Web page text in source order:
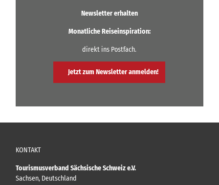
Newsletter erhalten
Monatliche Reiseinspiration:
direkt ins Postfach.
Jetzt zum Newsletter anmelden!
KONTAKT
Tourismusverband Sächsische Schweiz e.V.
Sachsen, Deutschland